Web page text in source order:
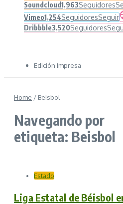
Soundcloud1,963Seguidores
Vimeo1,254SeguidoresSeguir
Dribbble3,520Seguidores
Edición Impresa
Home / Beisbol
Navegando por
etiqueta: Beisbol
Estado
Liga Estatal de Béisbol